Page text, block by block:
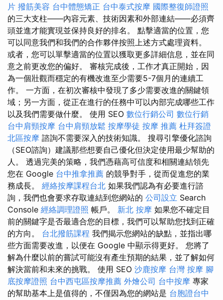
片 撥筋美容 台中體態矯正 台中泰式按摩 國際整復師證照
的三大支柱——內容元素、技術因素和外部連結——必須齊
頭並進才能實現並保持良好的排名。 點擊適當的位置，您
可以同意我們和我們的合作夥伴按照上述方式處理資料。
或者，您可以單擊適當的位置以獲取更多詳細信息，並在同
意之前更改您的偏好。 審核完成後，工作才真正開始，因
為一個壯觀而穩定的有機改進至少需要5-7個月的連續工
作。 一方面，在初次審核中發現了多少需要改進的關鍵領
域；另一方面，從正在進行的任務中可以內部完成哪些工作
以及我們需要做什麼。 使用 SEO 數位行銷公司 數位行銷
台中肩頸按摩 台中肩頸放鬆 按摩學徒 按摩 推薦 杜拜簽證
北區按摩 諮詢不需要深入的技術知識。 搜尋引擎優化諮詢
（SEO諮詢）建議那些想要自己優化但決定使用最少幫助的
人。 透過完美的策略，我們憑藉高可信度和相關連結領先
您在 Google 台中推拿推薦 的競爭對手，從而促進您的業
務成長。 經絡按摩課程台北 如果我們認為有必要進行諮
詢，我們也會要求存取連結到您網站的 公司設立 Search
Console 經絡調理證照 帳戶。 新北 按摩 如果您不確定目
前的關鍵字是否最適合您的目標，我們可以幫助您找到正確
的方向。 台北撥筋課程 我們揭示您網站的缺點，並指出哪
些方面需要改進，以便在 Google 中顯示得更好。 您將了
解為什麼以前的嘗試可能沒有產生預期的結果，並了解如何
解決當前和未來的挑戰。 使用 SEO 沙鹿按摩 台灣 按摩 腳
底按摩證照 台中西屯區按摩推薦 外燴公司 台中按摩 專家
的幫助基本上是值得的，不僅因為您的網站是 台胞證台中